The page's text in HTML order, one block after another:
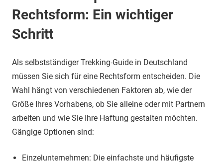
Rechtsform: Ein wichtiger
Schritt
Als selbstständiger Trekking-Guide in Deutschland
müssen Sie sich für eine Rechtsform entscheiden. Die
Wahl hängt von verschiedenen Faktoren ab, wie der
Größe Ihres Vorhabens, ob Sie alleine oder mit Partnern
arbeiten und wie Sie Ihre Haftung gestalten möchten.
Gängige Optionen sind:
Einzelunternehmen: Die einfachste und häufigste